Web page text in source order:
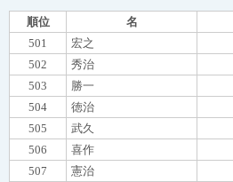
順位 名
501
宏之
502
秀治
503
勝一
504
徳治
505
武久
506
喜作
507
憲治